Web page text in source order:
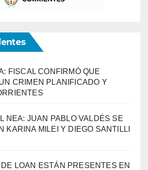
FISCAL CONFIRMÓ QUE
CRIMEN PLANIFICADO Y
NEA: JUAN PABLO VALDÉS SE
KARINA MILEI Y DIEGO SANTILLI
LOAN ESTÁN PRESENTES EN